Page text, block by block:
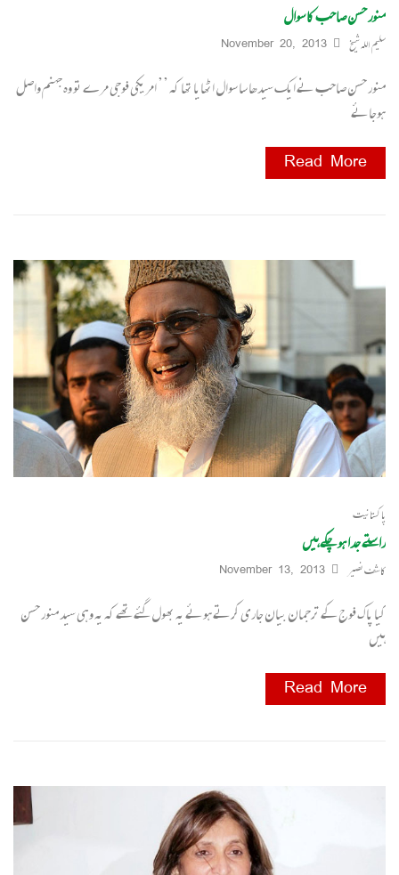
منور حسن صاحب کا سوال
سلیم اللہ شیخ November 20, 2013
منور حسن صاحب نے ایک سیدھا سا سوال اٹھایا تھا کہ ’’ امریکی فوجی مرے تو وہ جہنم واصل
ہوجائے
Read More
پاکستانیت
راستے جدا ہوچکے ہیں
کاشف نصیر November 13, 2013
کیا پاک فوج کے ترجمان بیان جاری کرتے ہوئے یہ بھول گئے تھے کہ یہ وہی سید منور حسن
ہیں
Read More